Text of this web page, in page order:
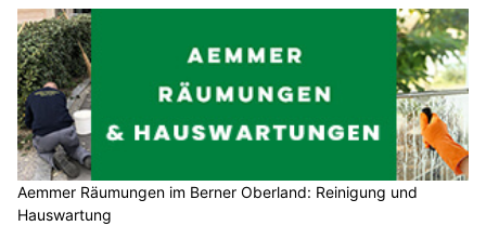
Aemmer Räumungen im Berner Oberland: Reinigung und
Hauswartung